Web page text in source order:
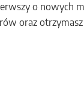
o nowych
oraz